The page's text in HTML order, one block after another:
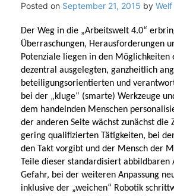
Posted on September 21, 2015 by
Der Weg in die „Arbeitswelt 4.0“
Überraschungen, Herausforderungen
Potenziale liegen in den
dezentral ausgelegten, ganzheitlich
beteiligungsorientierten und
bei der „kluge“ (smarte) Werkzeuge
dem handelnden Menschen
der anderen Seite wächst zunächst die
gering qualifizierten Tätigkeiten, bei
den Takt vorgibt und der Mensch der
Teile dieser standardisiert abbildbaren
Gefahr, bei der weiteren Anpassung
inklusive der „weichen“ Robotik